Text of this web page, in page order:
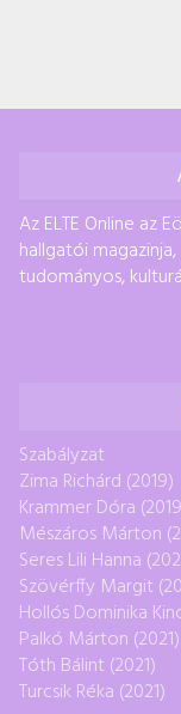
Az ELTE Online az
hallgatói
tudományos,
Szabályzat
Zima Richárd (2019)
Krammer Dóra
Mészáros Márton
Seres Lili Hanna
Szövérffy Margit
Hollós Dominika
Palkó Márton (2021)
Tóth Bálint (2021)
Turcsik Réka (2021)